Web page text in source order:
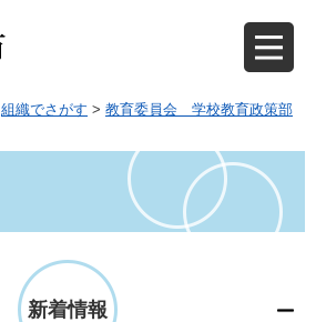
組織でさがす > 教育委員会 学校教育政策部
新着情報